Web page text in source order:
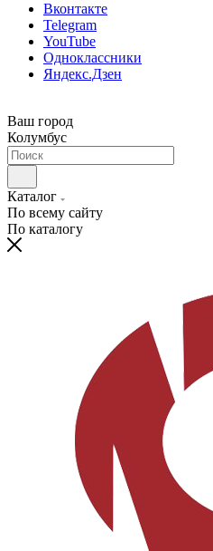
Вконтакте
Telegram
YouTube
Одноклассники
Яндекс.Дзен
Ваш город
Колумбус
Каталог
По всему сайту
По каталогу